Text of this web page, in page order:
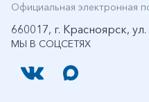
МЫ В СОЦСЕТЯХ
Официальная электронная
660017, г. Красноярск,